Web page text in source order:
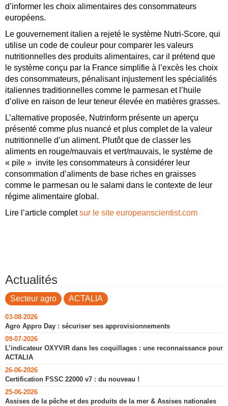
d’informer les choix alimentaires des consommateurs
européens.
Le gouvernement italien a rejeté le système Nutri-Score, qui
utilise un code de couleur pour comparer les valeurs
nutritionnelles des produits alimentaires, car il prétend que
le système conçu par la France simplifie à l’excès les choix
des consommateurs, pénalisant injustement les spécialités
italiennes traditionnelles comme le parmesan et l’huile
d’olive en raison de leur teneur élevée en matières grasses.
L’alternative proposée, Nutrinform présente un aperçu
présenté comme plus nuancé et plus complet de la valeur
nutritionnelle d’un aliment. Plutôt que de classer les
aliments en rouge/mauvais et vert/mauvais, le système de
« pile » invite les consommateurs à considérer leur
consommation d’aliments de base riches en graisses
comme le parmesan ou le salami dans le contexte de leur
régime alimentaire global.
Lire l’article completsur le site europeanscientist.com
Actualités
Secteur agro ACTALIA
03-08-2026
Agro Appro Day : sécuriser ses approvisionnements
09-07-2026
L’indicateur OXYVIR dans les coquillages : une reconnaissance pour
ACTALIA
26-06-2026
Certification FSSC 22000 v7 : du nouveau !
25-06-2026
Assises de la pêche et des produits de la mer & Assises nationales